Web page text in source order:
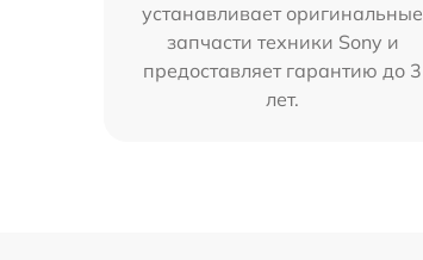
устанавливает оригинальные
запчасти техники Sony и
предоставляет гарантию до 3
лет.